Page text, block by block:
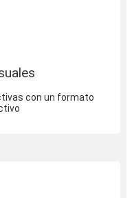
con un formato